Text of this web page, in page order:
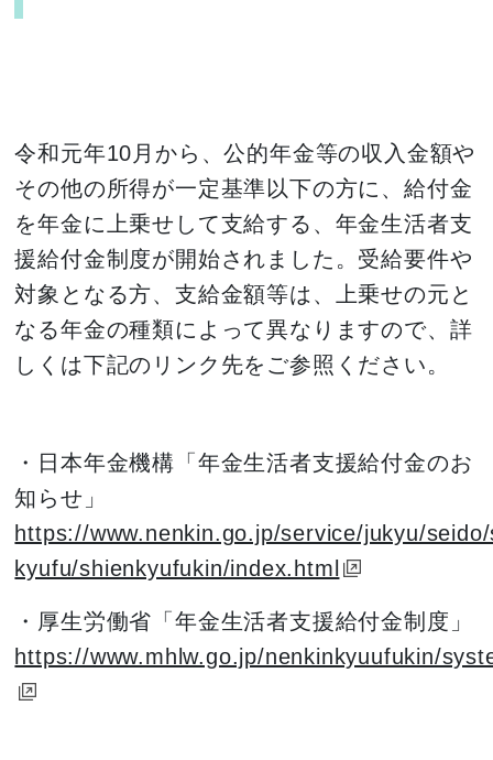
令和元年10月から、公的年金等の収入金額や
その他の所得が一定基準以下の方に、給付金
を年金に上乗せして支給する、年金生活者支
援給付金制度が開始されました。受給要件や
対象となる方、支給金額等は、上乗せの元と
なる年金の種類によって異なりますので、詳
しくは下記のリンク先をご参照ください。
・日本年金機構「年金生活者支援給付金のお
知らせ」
https://www.nenkin.go.jp/service/jukyu/
kyufu/shienkyufukin/index.html
・厚生労働省「年金生活者支援給付金制度」
https://www.mhlw.go.jp/nenkinkyuufukin/